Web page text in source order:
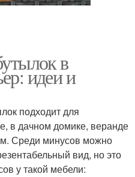
в
идеи и
подходит для
в дачном домике, веранде
Среди минусов можно
вид, но это
у такой мебели: